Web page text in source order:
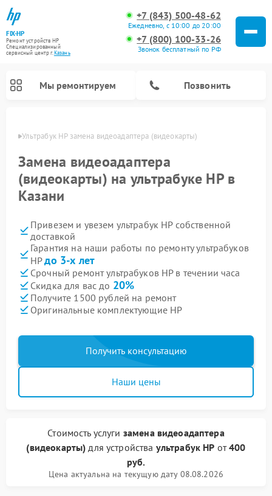
FIX-HP
Ремонт устройств HP
Специализированный
cервисный центр г.Казань
+7 (843) 500-48-62
Ежедневно, с 10:00 до 20:00
+7 (800) 100-33-26
Звонок бесплатный по РФ
Мы ремонтируем Позвонить
Ультрабук HP замена видеоадаптера (видеокарты)
Замена видеоадаптера
(видеокарты) на ультрабуке HP в
Казани
Привезем и увезем ультрабук HP собственной
доставкой
Гарантия на наши работы по ремонту ультрабуков
HPдо 3-х лет
Срочный ремонт ультрабуков HP в течении часа
Скидка для вас до 20%
Получите 1500 рублей на ремонт
Оригинальные комплектующие HP
Получить консультацию
Наши цены
Стоимость услуги замена видеоадаптера
(видеокарты) для устройства ультрабук HP от400
руб.
Цена актуальна на текущую дату 08.08.2026